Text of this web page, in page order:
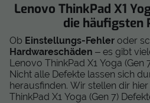
Lenovo ThinkPad X1
die häufigsten
Ob Einstellungs-Fehler oder
Hardwareschäden – es gibt
Lenovo ThinkPad X1 Yoga
Nicht alle Defekte lassen sich
herausfinden. Wir stellen dir
ThinkPad X1 Yoga (Gen 7)